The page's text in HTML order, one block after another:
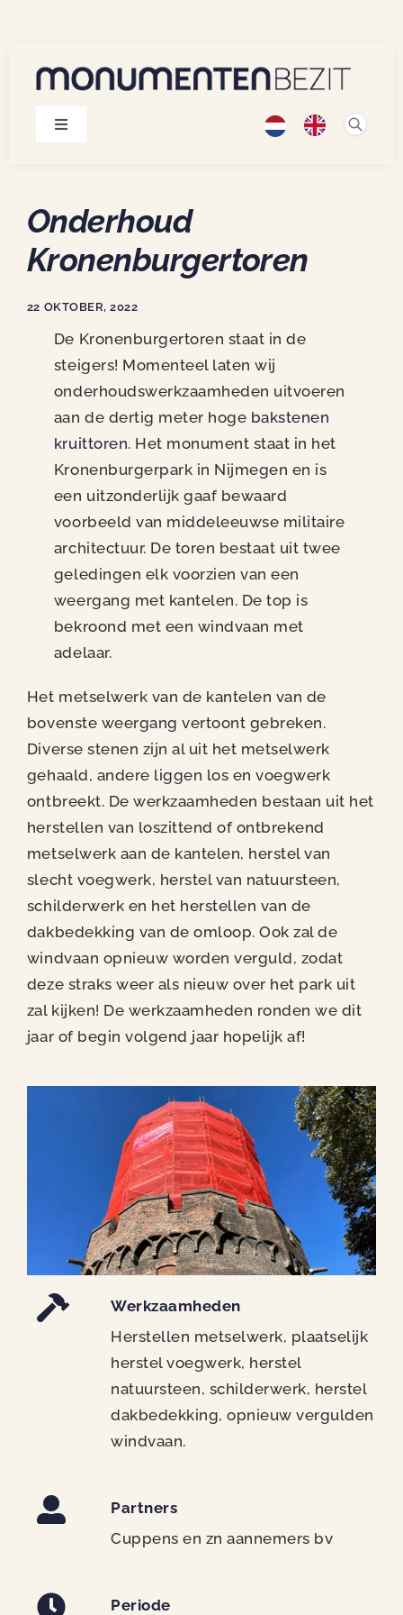
content
Toggle
Projecten
Over ons
Nieuws
Contact
Onderhoud
Kronenburgertoren
22 OKTOBER, 2022
De Kronenburgertoren staat in de
steigers! Momenteel laten wij
onderhoudswerkzaamheden uitvoeren
aan de dertig meter hoge bakstenen
kruittoren. Het monument staat in het
Kronenburgerpark in Nijmegen en is
een uitzonderlijk gaaf bewaard
voorbeeld van middeleeuwse militaire
architectuur. De toren bestaat uit twee
geledingen elk voorzien van een
weergang met kantelen. De top is
bekroond met een windvaan met
adelaar.
Het metselwerk van de kantelen van de
bovenste weergang vertoont gebreken.
Diverse stenen zijn al uit het metselwerk
gehaald, andere liggen los en voegwerk
ontbreekt. De werkzaamheden bestaan uit het
herstellen van loszittend of ontbrekend
metselwerk aan de kantelen, herstel van
slecht voegwerk, herstel van natuursteen,
schilderwerk en het herstellen van de
dakbedekking van de omloop. Ook zal de
windvaan opnieuw worden verguld, zodat
deze straks weer als nieuw over het park uit
zal kijken! De werkzaamheden ronden we dit
jaar of begin volgend jaar hopelijk af!
Werkzaamheden
Herstellen metselwerk, plaatselijk
herstel voegwerk, herstel
natuursteen, schilderwerk, herstel
dakbedekking, opnieuw vergulden
windvaan.
Partners
Cuppens en zn aannemers bv
Periode